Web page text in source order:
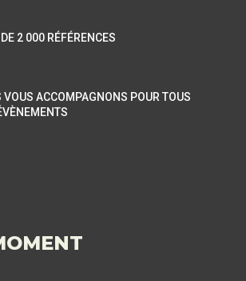
2 000 RÉFÉRENCES
VOUS ACCOMPAGNONS POUR TOUS